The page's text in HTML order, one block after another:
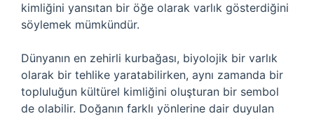
kimliğini yansıtan bir öğe olarak varlık gösterdiğini
söylemek mümkündür.
Dünyanın en zehirli kurbağası, biyolojik bir varlık
olarak bir tehlike yaratabilirken, aynı zamanda bir
topluluğun kültürel kimliğini oluşturan bir sembol
de olabilir. Doğanın farklı yönlerine dair duyulan